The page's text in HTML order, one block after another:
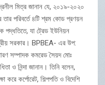
মিত্র জানান যে, ২০১৯-২০২০
পরিবর্তে ৪টি শ্রম কোড প্রণয়ন
পদ্ধতিতে, যা ট্রেড ইউনিয়ন
সরকার। BPBEA- এর উপ:
সম্পাদক কমরেড সৈয়দ মোঃ
ও নিন্দা জানান। তিনি বলেন,
কর্পোরেট, শিল্পপতি ও বিদেশি